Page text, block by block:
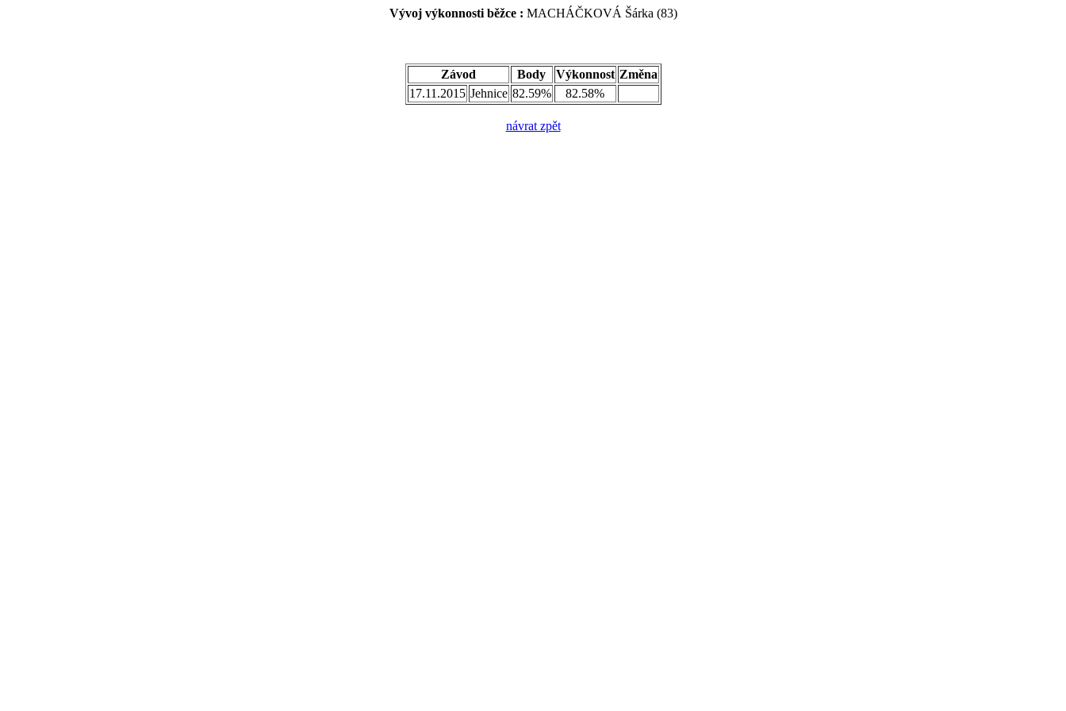
Vývoj výkonnosti běžce : MACHÁČKOVÁ Šárka (83)
Závod Body Výkonnost Změna
17.11.2015 Jehnice 82.59% 82.58%
návrat zpět